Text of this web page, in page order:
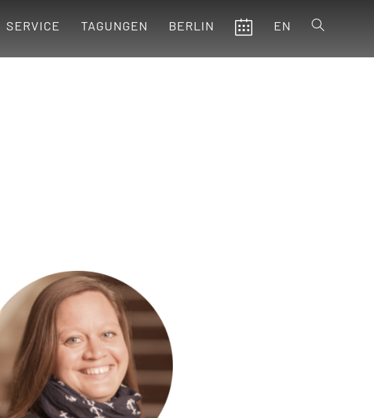
SERVICE TAGUNGEN BERLIN EN